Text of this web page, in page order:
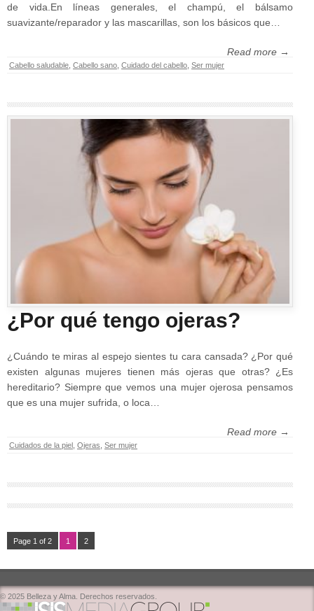
de vida.En líneas generales, el champú, el bálsamo
suavizante/reparador y las mascarillas, son los básicos que…
Read more →
Cabello saludable Cabello sano Cuidado del cabello Ser mujer
¿Por qué tengo ojeras?
¿Cuándo te miras al espejo sientes tu cara cansada? ¿Por qué
existen algunas mujeres tienen más ojeras que otras? ¿Es
hereditario? Siempre que vemos una mujer ojerosa pensamos
que es una mujer sufrida, o loca…
Read more →
Cuidados de la piel Ojeras Ser mujer
Page 1 of 2 1 2
© 2025 Belleza y Alma. Derechos reservados.